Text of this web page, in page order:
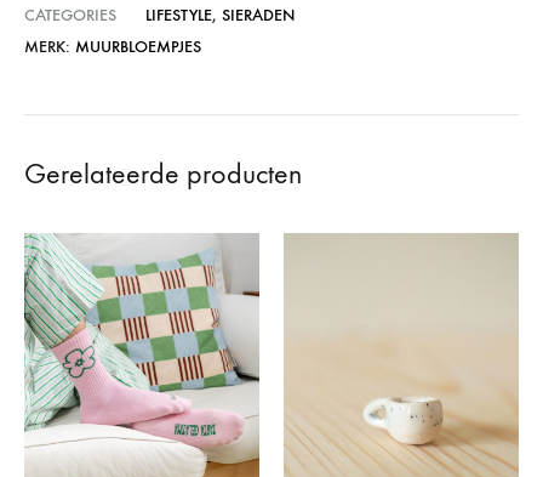
CATEGORIES LIFESTYLE, SIERADEN
MERK: MUURBLOEMPJES
Gerelateerde producten